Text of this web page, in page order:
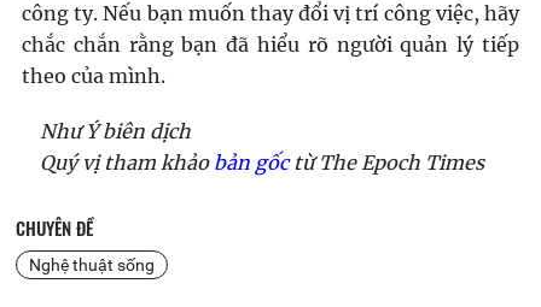
công ty. Nếu bạn muốn thay đổi vị trí công việc, hãy
chắc chắn rằng bạn đã hiểu rõ người quản lý tiếp
theo của mình.
Như Ý biên dịch
Quý vị tham khảo bản gốctừ The Epoch Times
CHUYÊN ĐỀ
Nghệ thuật sống